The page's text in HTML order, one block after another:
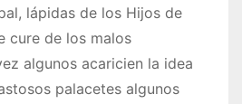
lápidas de los Hijos de
cure de los malos
algunos acaricien la idea
palacetes algunos